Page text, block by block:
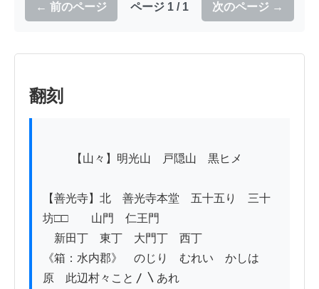
← 前のページ ページ 1 / 1 次のページ →
翻刻
【善光寺】北　善光寺本堂　五十五り　三十
坊□□　　山門　仁王門
新田丁　東丁　大門丁　西丁
《箱：水内郡》　のじり　むれい　かしは
原　此辺村々こと〳〵あれ